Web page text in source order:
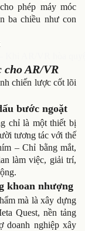
phép máy móc
ba chiều như con
cho AR/VR
chiến lược cốt lõi
bước ngoặt
chỉ là một thiết bị
tương tác với thế
– Chỉ bằng mắt,
làm việc, giải trí,
khoan nhượng
mà là xây dựng
Quest, nền tảng
doanh nghiệp xây